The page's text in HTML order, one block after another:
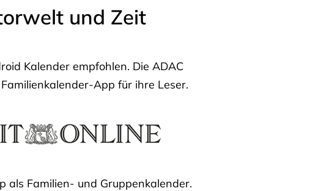
und Zeit
Kalender empfohlen. Die ADAC
App für ihre Leser.
als Familien- und Gruppenkalender.